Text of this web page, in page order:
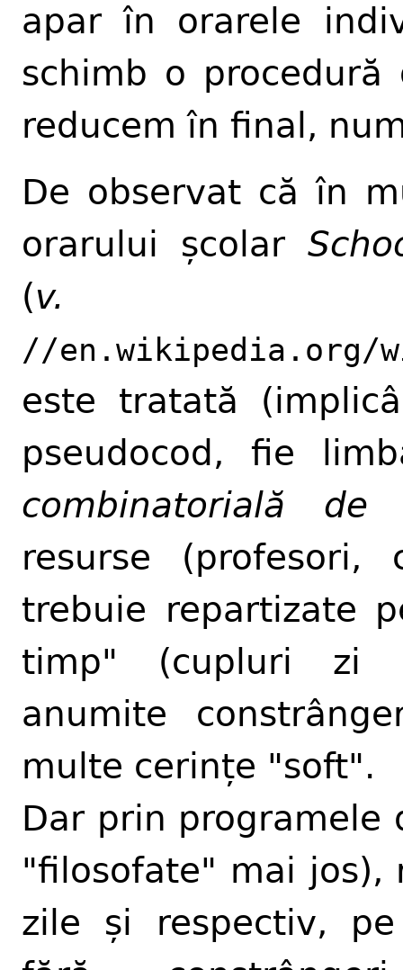
apar în orarele
schimb o
reducem în final,
De observat că în
orarului școlar
(v.
//en.wikipedia.org/
este tratată
pseudocod, fie
combinatorială de
resurse
trebuie repartizate
timp" (cupluri zi
anumite
multe cerințe "soft".
Dar prin
"filosofate" mai jos),
zile și respectiv,